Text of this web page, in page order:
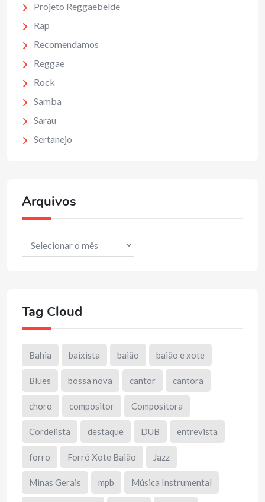
Projeto Reggaebelde
Rap
Recomendamos
Reggae
Rock
Samba
Sarau
Sertanejo
Arquivos
Arquivos
Tag Cloud
Bahia baixista baião baião e xote
Blues bossa nova cantor cantora
choro compositor Compositora
Cordelista destaque DUB entrevista
forro Forró Xote Baião Jazz
Minas Gerais mpb Música Instrumental